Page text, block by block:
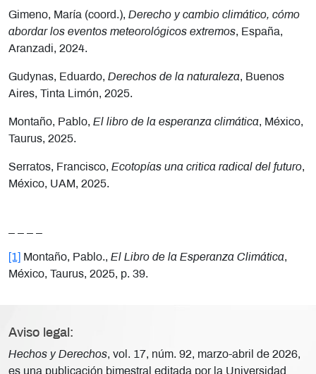
Gimeno, María (coord.), Derecho y cambio climático, cómo
abordar los eventos meteorológicos extremos, España,
Aranzadi, 2024.
Gudynas, Eduardo, Derechos de la naturaleza, Buenos
Aires, Tinta Limón, 2025.
Montaño, Pablo, El libro de la esperanza climática, México,
Taurus, 2025.
Serratos, Francisco, Ecotopías una critica radical del futuro,
México, UAM, 2025.
[1] Montaño, Pablo., El Libro de la Esperanza Climática,
México, Taurus, 2025, p. 39.
Aviso legal:
Hechos y Derechos, vol. 17, núm. 92, marzo-abril de 2026,
es una publicación bimestral editada por la Universidad